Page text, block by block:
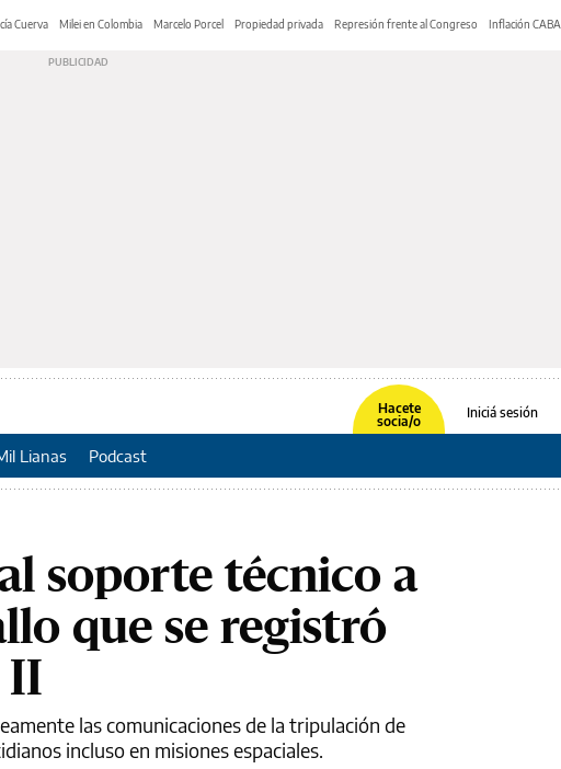
Cuerva Milei en Colombia Marcelo Porcel Propiedad privada Represión frente al Congreso Inflación CABA
Hacete
socia/o
Iniciá sesión
Lianas Podcast
soporte técnico a
que se registró
II
las comunicaciones de la tripulación de
incluso en misiones espaciales.